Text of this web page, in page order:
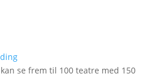
se frem til 100 teatre med 150